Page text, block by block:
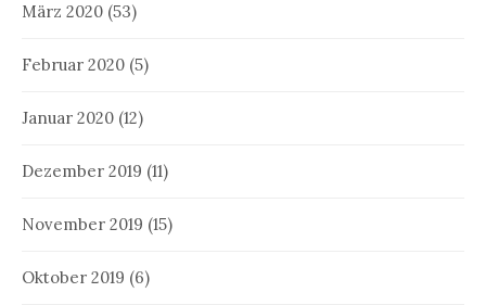
März 2020 (53)
Februar 2020 (5)
Januar 2020 (12)
Dezember 2019 (11)
November 2019 (15)
Oktober 2019 (6)